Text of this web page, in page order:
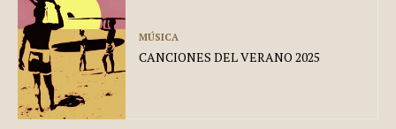
MÚSICA
CANCIONES DEL VERANO 2025